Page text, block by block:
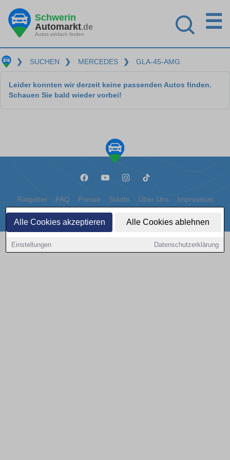
Alle Cookies akzeptieren Alle Cookies ablehnen
Einstellungen Datenschutzerklärung
Schwerin
Automarkt.de
Autos einfach finden
☰
❯ SUCHEN ❯ MERCEDES ❯ GLA-45-AMG
Leider konnten wir derzeit keine passenden Autos finden.
Schauen Sie bald wieder vorbei!
Ratgeber FAQ Presse Städte Über Uns Impressum
Datenschutz Cookies
Copyright © 2000 - 2026 | 1A Infosysteme GmbH | Content by: 1a-sites-autos